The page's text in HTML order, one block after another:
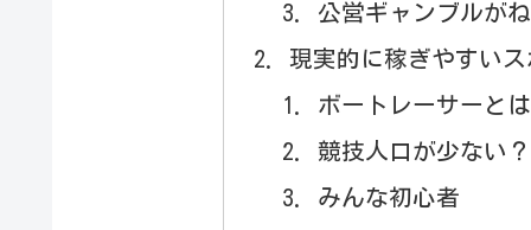
公営ギャンブルが
現実的に稼ぎやすい
ボートレーサーと
競技人口が少ない？
みんな初心者